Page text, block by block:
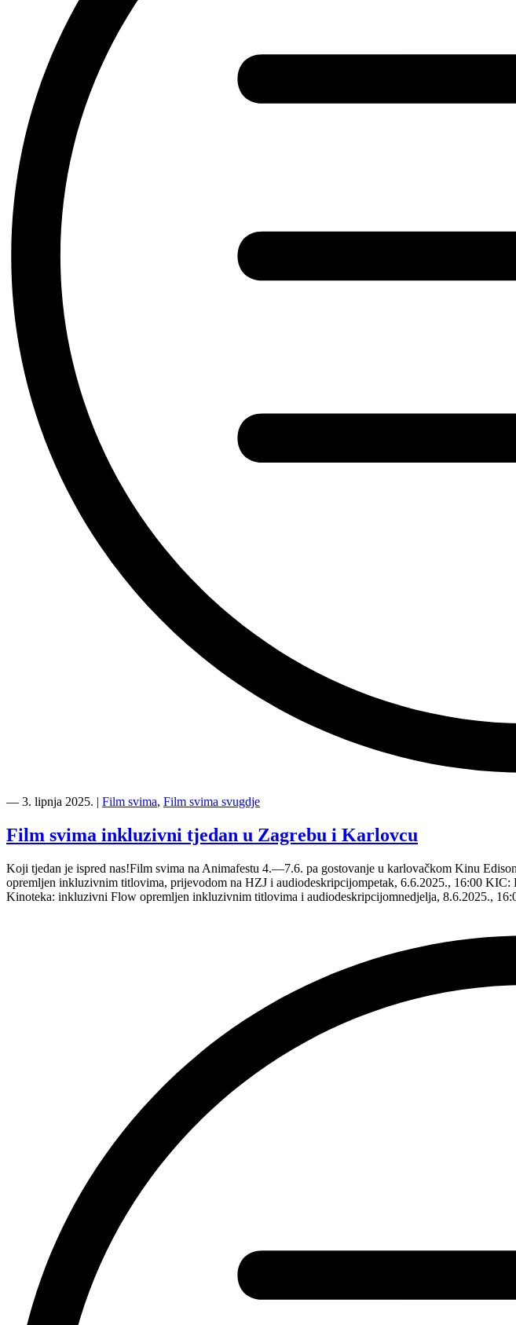
Film
tjedan
na
”
― 3. lipnja 2025. | Film svima, Film svima svugdje
Film svima inkluzivni tjedan u Zagrebu i Karlovcu
Koji tjedan je ispred nas!Film svima na Animafestu 4.—7.6. pa gostovanje u karlovačkom Kinu
opremljen inkluzivnim titlovima, prijevodom na HZJ i audiodeskripcijompetak, 6.6.2025., 16:00
Kinoteka: inkluzivni Flow opremljen inkluzivnim titlovima i audiodeskripcijomnedjelja, 8.6.2025.,